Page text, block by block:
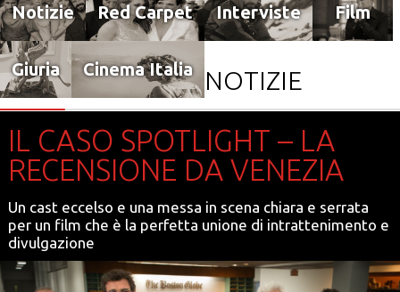
Notizie Red Carpet Interviste Film
Giuria Cinema Italia NOTIZIE
IL CASO SPOTLIGHT – LA
RECENSIONE DA VENEZIA
Un cast eccelso e una messa in scena chiara e serrata
per un film che è la perfetta unione di intrattenimento e
divulgazione